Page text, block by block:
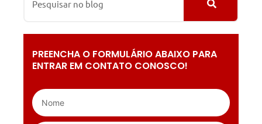
PREENCHA O FORMULÁRIO ABAIXO PARA
ENTRAR EM CONTATO CONOSCO!